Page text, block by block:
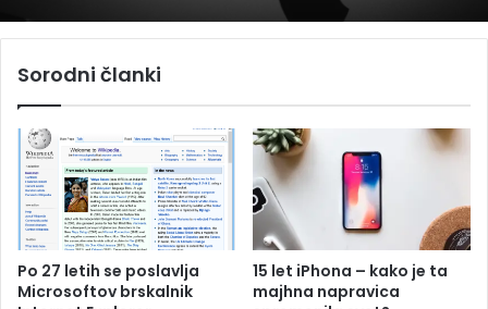
Apple za kratek čas znova postal
Slovenščina dobila svoj ChatGPT?
Predstavili so novi model GaMS
Sorodni članki
Po 27 letih se poslavlja
Microsoftov brskalnik
15 let iPhona – kako je ta
majhna napravica